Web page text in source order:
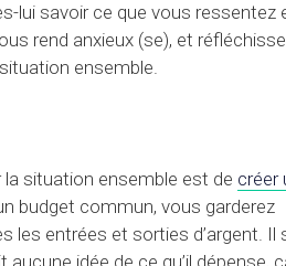
lui savoir ce que vous ressentez
rend anxieux (se), et
ensemble.
la situation ensemble est de créer
budget commun, vous garderez
les entrées et sorties d’argent. Il